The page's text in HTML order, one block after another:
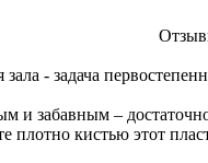
- задача
и забавным –
плотно кистью этот